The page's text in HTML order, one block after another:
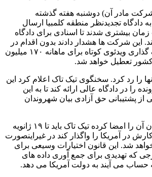
مادر آن) دوشنبه هفته گذشته
تجدیدنظر منطقه کلمبیا ارسال
بیشتری شدند تا اسنادی برای دادگاه
این شرکت ها هشدار دادند بدون اقدام در
دادگاه، پلتفرم اشتراک گذاری ویدئوی کوتاه برای ماهانه ۱۷۰ میلیون
کشور تعطیل خواهد شد.
را رد کرد. سخنگوی تیک تاک اعلام کرد این
را در دادگاه عالی ارائه کند تا به این
از پشتیبانی حق آزادی بیان شهروندان
تحت قانونی که جوبایدن آن را امضا کرده تیک تاک باید تا ۱۹ ژانویه
وکارش در آمریکا را واگذار کند در غیراینصورت
شد. این قانون اختیارات وسیعی برای
که تهدیدی برای جمع آوری داده های
حساب می آیند به دولت آمریکا می دهد.